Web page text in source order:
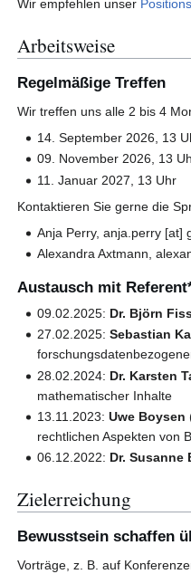
Wir empfehlen unser
Arbeitsweise
Regelmäßige Treffen
Wir treffen uns alle 2 bis 4
14. September 2026, 13
09. November 2026, 13
11. Januar 2027, 13 Uhr
Kontaktieren Sie gerne die
Anja Perry, anja.perry [at]
Alexandra Axtmann,
Austausch mit
09.02.2025: Dr. Björn
27.02.2025:Sebastian
28.02.2024: Dr. Karsten
mathematischer Inhalte
13.11.2023:Uwe Boysen
rechtlichen Aspekten von
06.12.2022: Dr. Susanne
Zielerreichung
Bewusstsein schaffen
Vorträge, z. B. auf